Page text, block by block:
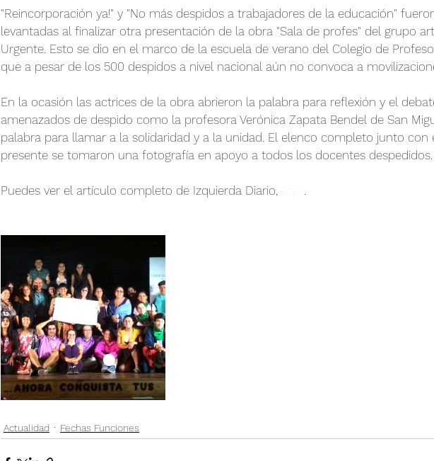
"Reincorporación ya!" y "No más despidos a trabajadores de la educación"
levantadas al finalizar otra presentación de la obra "Sala de profes" del grupo
Urgente. Esto se dio en el marco de la escuela de verano del Colegio de
que a pesar de los 500 despidos a nivel nacional aún no convoca a
En la ocasión las actrices de la obra abrieron la palabra para reflexión y el
amenazados de despido como la profesora Verónica Zapata Bendel de San
palabra para llamar a la solidaridad y a la unidad. El elenco completo junto con
presente se tomaron una fotografía en apoyo a todos los docentes despedidos.
Puedes ver el artículo completo de Izquierda Diario, .
Actualidad Fechas Funciones